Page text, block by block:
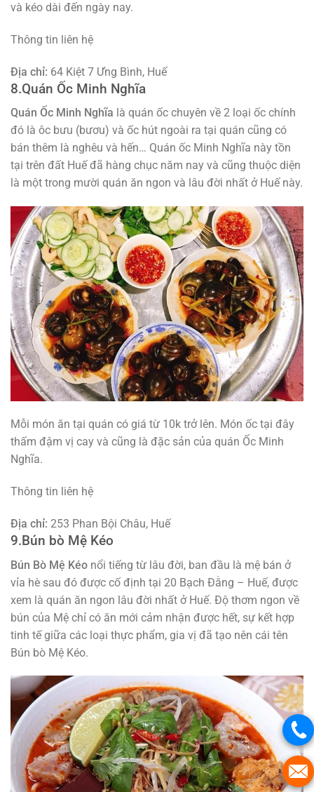
và kéo dài đến ngày nay.
Thông tin liên hệ
Địa chỉ: 64 Kiệt 7 Ưng Bình, Huế
8.Quán Ốc Minh Nghĩa
Quán Ốc Minh Nghĩa là quán ốc chuyên về 2 loại ốc chính
đó là ôc bưu (bươu) và ốc hút ngoài ra tại quán cũng có
bán thêm là nghêu và hến… Quán ốc Minh Nghĩa này tồn
tại trên đất Huế đã hàng chục năm nay và cũng thuộc diện
là một trong mười quán ăn ngon và lâu đời nhất ở Huế này.
Mỗi món ăn tại quán có giá từ 10k trở lên. Món ốc tại đây
thấm đậm vị cay và cũng là đặc sản của quán Ốc Minh
Nghĩa.
Thông tin liên hệ
Địa chỉ: 253 Phan Bội Châu, Huế
9.Bún bò Mệ Kéo
Bún Bò Mệ Kéo nổi tiếng từ lâu đời, ban đầu là mệ bán ở
vỉa hè sau đó được cố định tại 20 Bạch Đằng – Huế, được
xem là quán ăn ngon lâu đời nhất ở Huế. Độ thơm ngon về
bún của Mệ chỉ có ăn mới cảm nhận được hết, sự kết hợp
tinh tế giữa các loại thực phẩm, gia vị đã tạo nên cái tên
Bún bò Mệ Kéo.